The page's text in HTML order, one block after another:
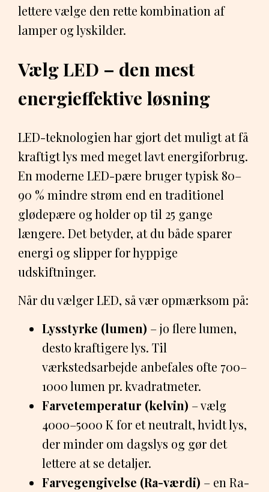
lettere vælge den rette kombination af
lamper og lyskilder.
Vælg LED – den mest
energieffektive løsning
LED-teknologien har gjort det muligt at få
kraftigt lys med meget lavt energiforbrug.
En moderne LED-pære bruger typisk 80–
90 % mindre strøm end en traditionel
glødepære og holder op til 25 gange
længere. Det betyder, at du både sparer
energi og slipper for hyppige
udskiftninger.
Når du vælger LED, så vær opmærksom på:
Lysstyrke (lumen) – jo flere lumen,
desto kraftigere lys. Til
værkstedsarbejde anbefales ofte 700–
1000 lumen pr. kvadratmeter.
Farvetemperatur (kelvin) – vælg
4000–5000 K for et neutralt, hvidt lys,
der minder om dagslys og gør det
lettere at se detaljer.
Farvegengivelse (Ra-værdi) – en Ra-